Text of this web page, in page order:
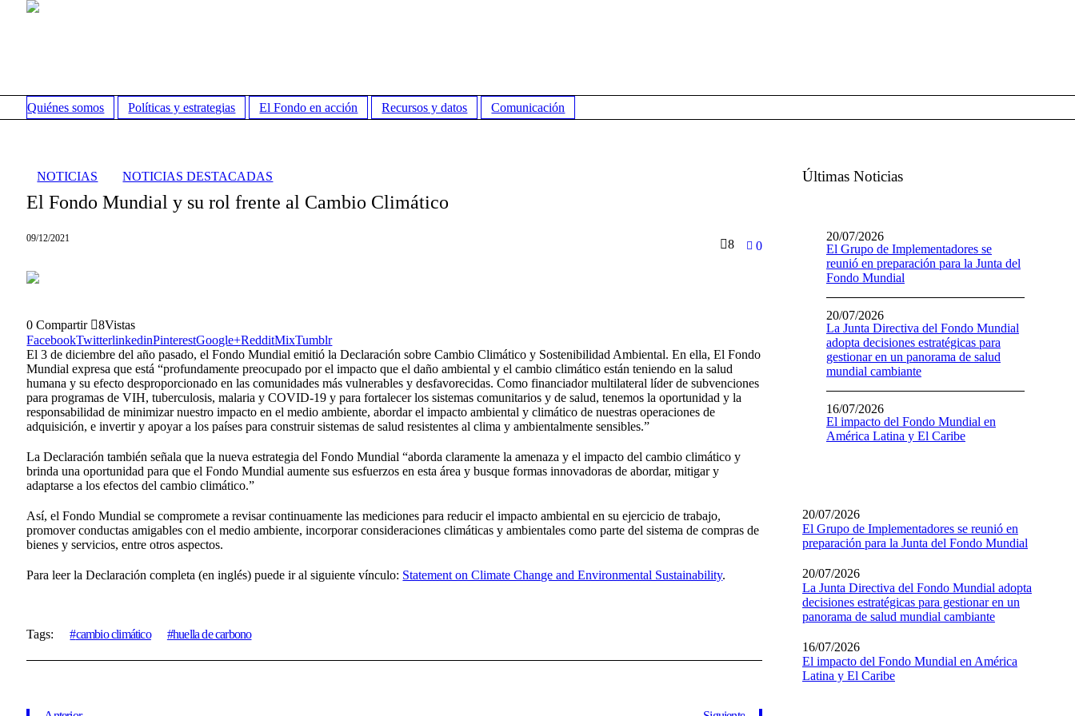
Quiénes somos Políticas y estrategias El Fondo en acción Recursos y datos Comunicación
NOTICIAS NOTICIAS DESTACADAS
El Fondo Mundial y su rol frente al Cambio Climático
8 0
09/12/2021
0Compartir 8Vistas
FacebookTwitterlinkedinPinterestGoogle+RedditMixTumblr
El 3 de diciembre del año pasado, el Fondo Mundial emitió la Declaración sobre Cambio Climático y Sostenibilidad Ambiental. En ella, El Fondo
Mundial expresa que está “profundamente preocupado por el impacto que el daño ambiental y el cambio climático están teniendo en la salud
humana y su efecto desproporcionado en las comunidades más vulnerables y desfavorecidas. Como financiador multilateral líder de subvenciones
para programas de VIH, tuberculosis, malaria y COVID-19 y para fortalecer los sistemas comunitarios y de salud, tenemos la oportunidad y la
responsabilidad de minimizar nuestro impacto en el medio ambiente, abordar el impacto ambiental y climático de nuestras operaciones de
adquisición, e invertir y apoyar a los países para construir sistemas de salud resistentes al clima y ambientalmente sensibles.”
La Declaración también señala que la nueva estrategia del Fondo Mundial “aborda claramente la amenaza y el impacto del cambio climático y
brinda una oportunidad para que el Fondo Mundial aumente sus esfuerzos en esta área y busque formas innovadoras de abordar, mitigar y
adaptarse a los efectos del cambio climático.”
Así, el Fondo Mundial se compromete a revisar continuamente las mediciones para reducir el impacto ambiental en su ejercicio de trabajo,
promover conductas amigables con el medio ambiente, incorporar consideraciones climáticas y ambientales como parte del sistema de compras de
bienes y servicios, entre otros aspectos.
Para leer la Declaración completa (en inglés) puede ir al siguiente vínculo: Statement on Climate Change and Environmental Sustainability.
Tags: cambio climático huella de carbono
Últimas Noticias
El Grupo de Implementadores se
reunió en preparación para la Junta del
Fondo Mundial
20/07/2026
La Junta Directiva del Fondo Mundial
adopta decisiones estratégicas para
gestionar en un panorama de salud
mundial cambiante
20/07/2026
El impacto del Fondo Mundial en
América Latina y El Caribe
16/07/2026
20/07/2026
El Grupo de Implementadores se reunió en
preparación para la Junta del Fondo Mundial
20/07/2026
La Junta Directiva del Fondo Mundial adopta
decisiones estratégicas para gestionar en un
panorama de salud mundial cambiante
16/07/2026
El impacto del Fondo Mundial en América
Latina y El Caribe